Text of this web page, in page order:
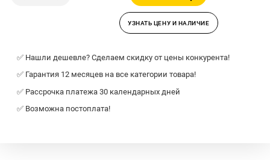
УЗНАТЬ ЦЕНУ И НАЛИЧИЕ
✅ Нашли дешевле? Сделаем скидку от цены конкурента!
✅ Гарантия 12 месяцев на все категории товара!
✅ Рассрочка платежа 30 календарных дней
✅ Возможна постоплата!